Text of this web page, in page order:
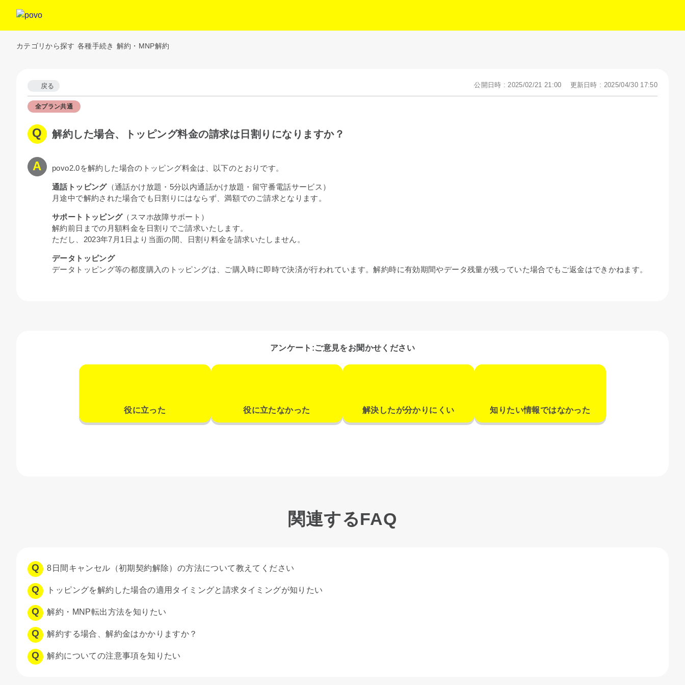
カテゴリから探す 各種手続き 解約・MNP解約
戻る 公開日時 : 2025/02/21 21:00 更新日時 : 2025/04/30 17:50
全プラン共通
解約した場合、トッピング料金の請求は日割りになりますか？
povo2.0を解約した場合のトッピング料金は、以下のとおりです。
通話トッピング（通話かけ放題・5分以内通話かけ放題・留守番電話サービス）
月途中で解約された場合でも日割りにはならず、満額でのご請求となります。
サポートトッピング（スマホ故障サポート）
解約前日までの月額料金を日割りでご請求いたします。
ただし、2023年7月1日より当面の間、日割り料金を請求いたしません。
データトッピング
データトッピング等の都度購入のトッピングは、ご購入時に即時で決済が行われています。解約時に有効期間やデータ残量が残っていた場合でもご返金はできかねます。
アンケート:ご意見をお聞かせください
役に立った 役に立たなかった 解決したが分かりにくい 知りたい情報ではなかった
関連するFAQ
8日間キャンセル（初期契約解除）の方法について教えてください
トッピングを解約した場合の適用タイミングと請求タイミングが知りたい
解約・MNP転出方法を知りたい
解約する場合、解約金はかかりますか？
解約についての注意事項を知りたい